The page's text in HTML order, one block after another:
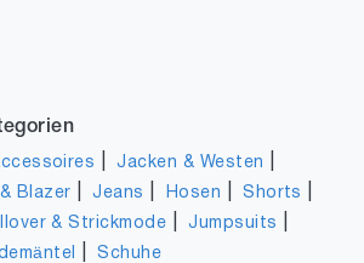
|Jacken & Westen
Blazer |Jeans Hosen |Shorts
& Strickmode |Jumpsuits
|Schuhe